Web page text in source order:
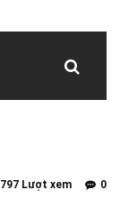
0
797 Lượt xem